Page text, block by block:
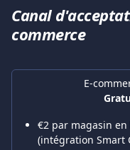
Canal
commerce
E-
€2 par magasin
(intégration Smart